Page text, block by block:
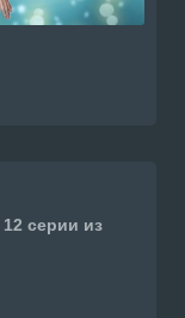
серии из